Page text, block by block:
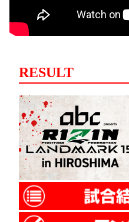
RESULT